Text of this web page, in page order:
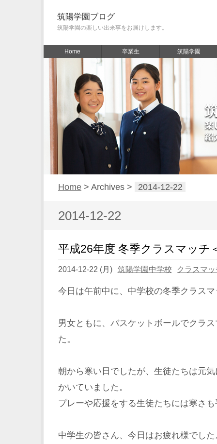
筑陽学園ブログ
筑陽学園の楽しい出来事をお届けします。
Home 卒業生 筑陽学園
Home > Archives > 2014-12-22
2014-12-22
平成26年度 冬季クラスマッチ
2014-12-22 (月) 筑陽学園中学校 クラスマ
今日は午前中に、中学校の冬季クラス
男女ともに、バスケットボールでクラ
た。
朝から寒い日でしたが、生徒たちは元
かいていました。
プレーや応援をする生徒たちには寒さ
中学生の皆さん、今日はお疲れ様でした